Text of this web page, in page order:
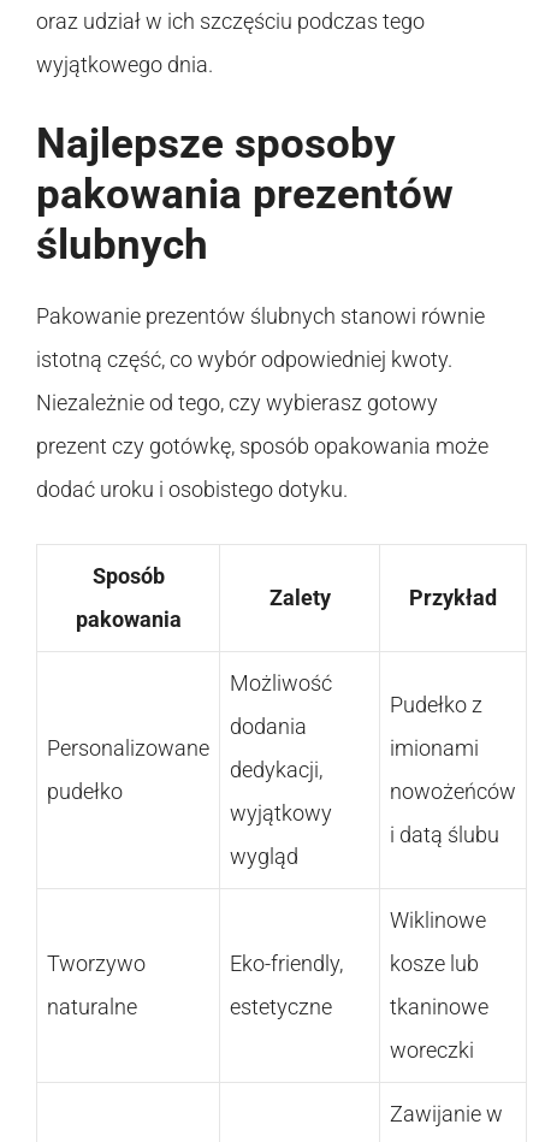
oraz udział w ich szczęściu podczas tego
wyjątkowego dnia.
Najlepsze sposoby
pakowania prezentów
ślubnych
Pakowanie prezentów ślubnych stanowi równie
istotną część, co wybór odpowiedniej kwoty.
Niezależnie od tego, czy wybierasz gotowy
prezent czy gotówkę, sposób opakowania może
dodać uroku i osobistego dotyku.
Sposób
pakowania
Zalety Przykład
Personalizowane
pudełko
Możliwość
dodania
dedykacji,
wyjątkowy
wygląd
Pudełko z
imionami
nowożeńców
i datą ślubu
Tworzywo
naturalne
Eko-friendly,
estetyczne
Wiklinowe
kosze lub
tkaninowe
woreczki
Zawijanie w